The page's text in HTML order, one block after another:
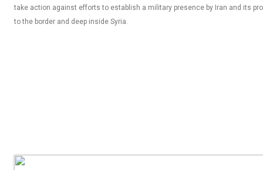
take action against efforts to establish a military presence by Iran and its
to the border and deep inside Syria.